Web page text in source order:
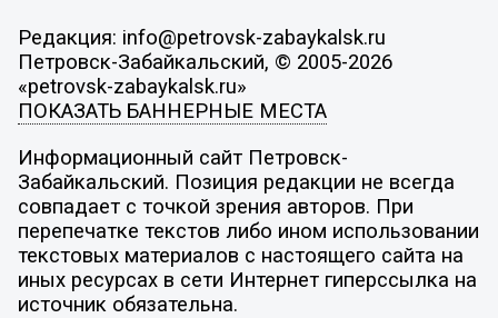
Редакция: info@petrovsk-zabaykalsk.ru
Петровск-Забайкальский, © 2005-2026
«petrovsk-zabaykalsk.ru»
ПОКАЗАТЬ БАННЕРНЫЕ МЕСТА
Информационный сайт Петровск-
Забайкальский. Позиция редакции не всегда
совпадает с точкой зрения авторов. При
перепечатке текстов либо ином использовании
текстовых материалов с настоящего сайта на
иных ресурсах в сети Интернет гиперссылка на
источник обязательна.